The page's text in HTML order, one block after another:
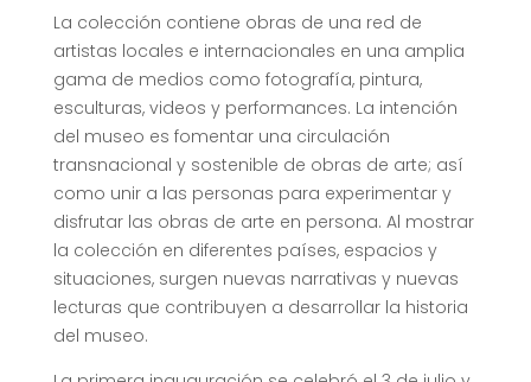
La colección contiene obras de una red de
artistas locales e internacionales en una amplia
gama de medios como fotografía, pintura,
esculturas, videos y performances. La intención
del museo es fomentar una circulación
transnacional y sostenible de obras de arte; así
como unir a las personas para experimentar y
disfrutar las obras de arte en persona. Al mostrar
la colección en diferentes países, espacios y
situaciones, surgen nuevas narrativas y nuevas
lecturas que contribuyen a desarrollar la historia
del museo.